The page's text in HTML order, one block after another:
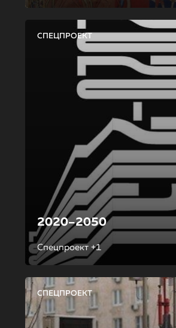
СПЕЦПРОЕКТ
2020–2050
Спецпроект +1
СПЕЦПРОЕКТ